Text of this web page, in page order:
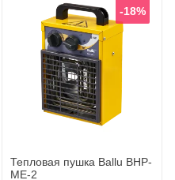
-18%
Тепловая пушка Ballu BHP-
ME-2